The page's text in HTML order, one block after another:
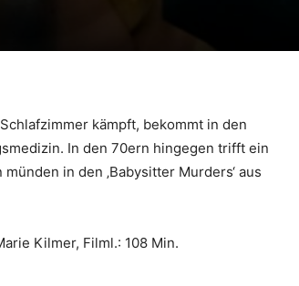
kämpft, bekommt in den
In den 70ern hingegen trifft ein
in den ‚Babysitter Murders‘ aus
Kilmer, Filml.: 108 Min.